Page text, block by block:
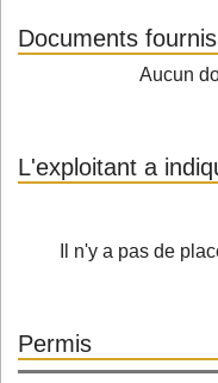
Documents
Aucun
L'exploitant a
Il n'y a pas de
Permis